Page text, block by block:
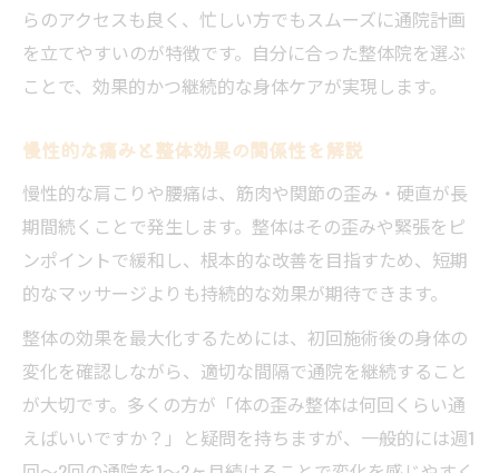
らのアクセスも良く、忙しい方でもスムーズに通院計画
を立てやすいのが特徴です。自分に合った整体院を選ぶ
ことで、効果的かつ継続的な身体ケアが実現します。
慢性的な痛みと整体効果の関係性を解説
慢性的な肩こりや腰痛は、筋肉や関節の歪み・硬直が長
期間続くことで発生します。整体はその歪みや緊張をピ
ンポイントで緩和し、根本的な改善を目指すため、短期
的なマッサージよりも持続的な効果が期待できます。
整体の効果を最大化するためには、初回施術後の身体の
変化を確認しながら、適切な間隔で通院を継続すること
が大切です。多くの方が「体の歪み整体は何回くらい通
えばいいですか？」と疑問を持ちますが、一般的には週1